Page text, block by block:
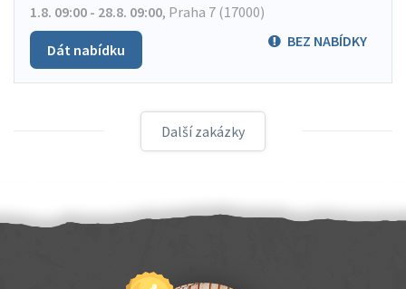
1.8. 09:00 - 28.8. 09:00, Praha 7 (17000)
BEZ NABÍDKY
Dát nabídku
Další zakázky